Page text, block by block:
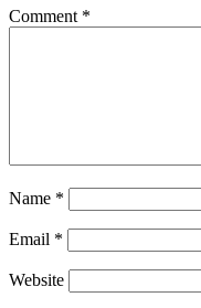
Comment *
Name *
Email *
Website